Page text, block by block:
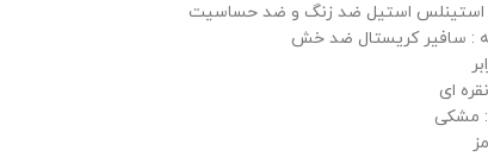
استیل ضد زنگ و ضد حساسیت
سافیر کریستال ضد خش
ای
مشکی